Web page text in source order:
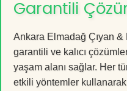
Garantili
Ankara Elmadağ Çıyan
garantili ve kalıcı
yaşam alanı sağlar. Her
etkili yöntemler